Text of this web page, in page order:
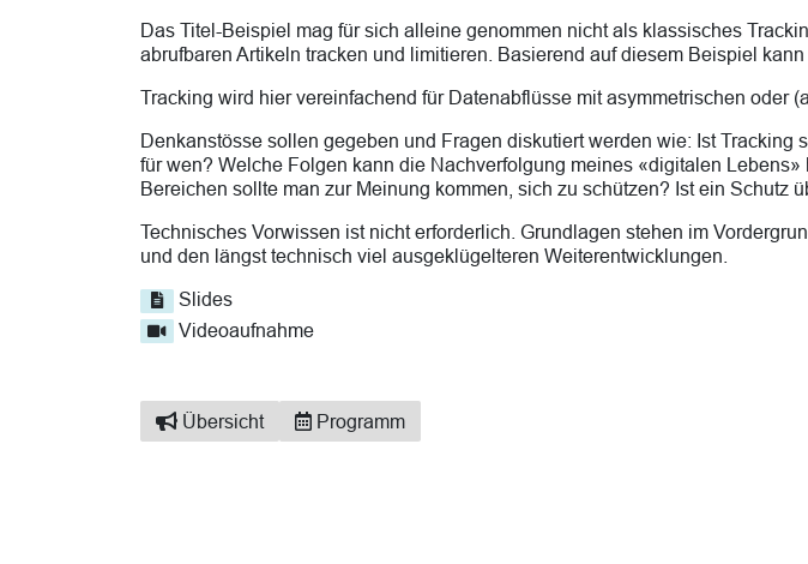
Das Titel-Beispiel mag für sich alleine genommen nicht als klassisches
abrufbaren Artikeln tracken und limitieren. Basierend auf diesem Beispiel
Tracking wird hier vereinfachend für Datenabflüsse mit asymmetrischen oder
Denkanstösse sollen gegeben und Fragen diskutiert werden wie: Ist
für wen? Welche Folgen kann die Nachverfolgung meines «digitalen
Bereichen sollte man zur Meinung kommen, sich zu schützen? Ist ein Schutz
Technisches Vorwissen ist nicht erforderlich. Grundlagen stehen im
und den längst technisch viel ausgeklügelteren Weiterentwicklungen.
Slides
Videoaufnahme
Übersicht Programm